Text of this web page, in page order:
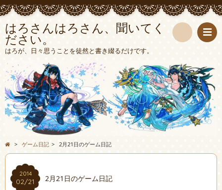
はろさんはろさん、聞いてく
ださい。
はろが、日々思うことを徒然と書き綴るだけです。
索
> ゲーム日記 > 2月21日のゲーム日記
2014
02/21 2月21日のゲーム日記